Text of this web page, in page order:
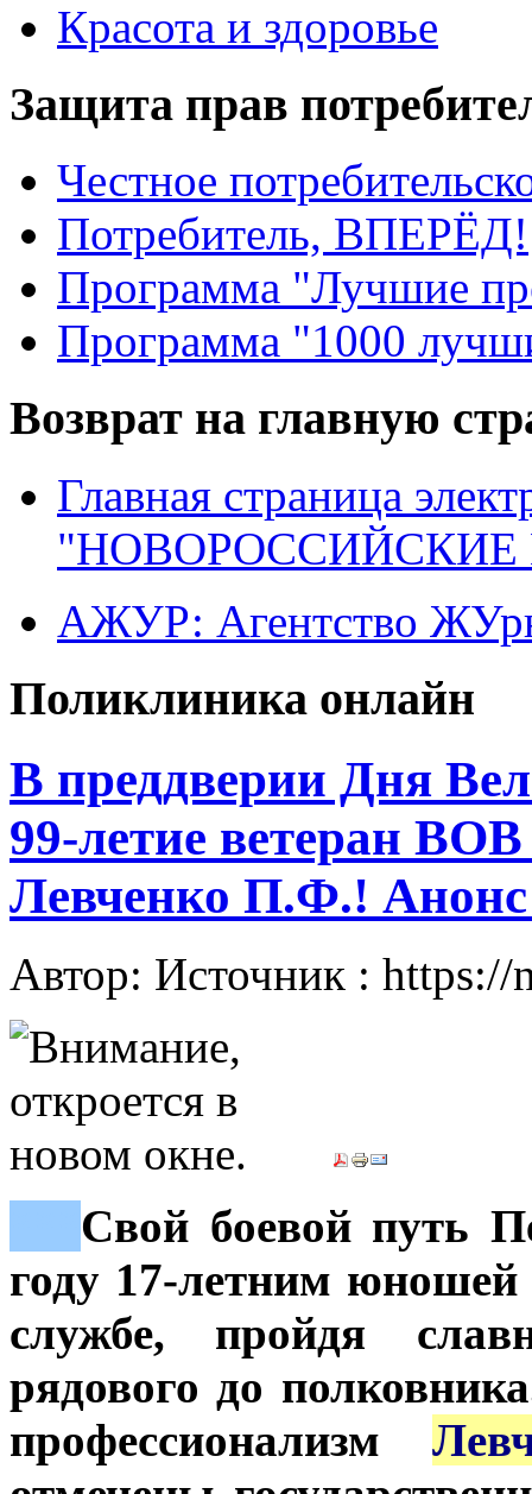
Красота и здоровье
Защита прав
Честное
Потребитель, ВПЕРЁД!
Программа "Лучшие
Программа "1000
Возврат на главную
Главная страница
"НОВОРОССИЙСКИЕ
АЖУР: Агентство
Поликлиника онлайн
В преддверии Дня
99-летие ветеран
Левченко П.Ф.!
Автор: Источник : https://
Свой боевой путь
году 17-летним юношей
службе, пройдя
рядового до
профессионализм